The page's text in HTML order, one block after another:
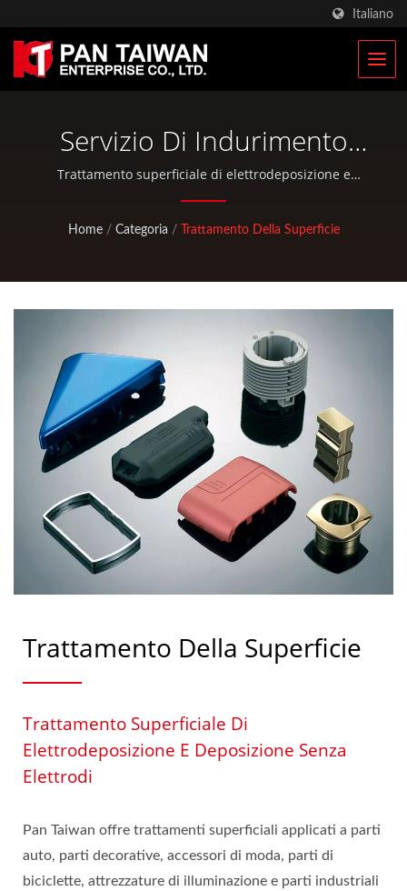
Italiano
Servizio Di Indurimento
Superficiale Produttore
Trattamento superficiale di elettrodeposizione e
deposizione senza elettrodi | Pan Taiwan offre servizi
pressofusione, forgiatura, lavorazione CNC, sacche
Home / Categoria / Trattamento Della Superficie
Trattamento Della Superficie
Trattamento Superficiale Di
Elettrodeposizione E Deposizione Senza
Elettrodi
Pan Taiwan offre trattamenti superficiali applicati a parti
auto, parti decorative, accessori di moda, parti di
biciclette, attrezzature di illuminazione e parti industriali